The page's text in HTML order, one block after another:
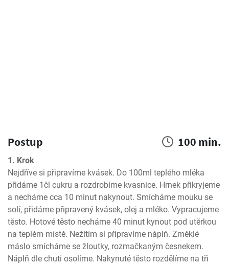
Postup 100 min.
1. Krok
Nejdříve si připravíme kvásek. Do 100ml teplého mléka
přidáme 1čl cukru a rozdrobíme kvasnice. Hrnek přikryjeme
a necháme cca 10 minut nakynout. Smícháme mouku se
solí, přidáme připravený kvásek, olej a mléko. Vypracujeme
těsto. Hotové těsto necháme 40 minut kynout pod utěrkou
na teplém místě. Nežitím si připravíme náplň. Změklé
máslo smícháme se žloutky, rozmačkaným česnekem.
Náplň dle chuti osolíme. Nakynuté těsto rozdělíme na tři